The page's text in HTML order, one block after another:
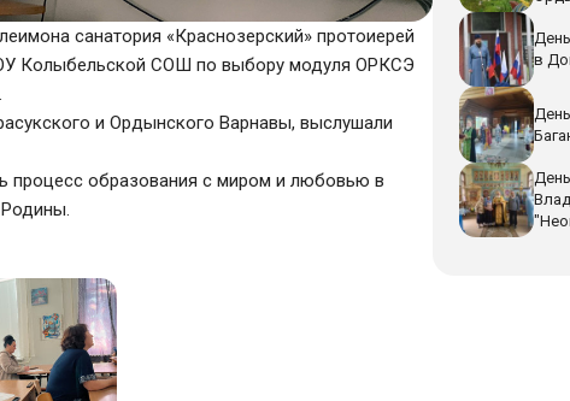
санатория «Краснозерский» протоиерей
Колыбельской СОШ по выбору модуля ОРКСЭ
и Ордынского Варнавы, выслушали
процесс образования с миром и любовью в
Родины.
в